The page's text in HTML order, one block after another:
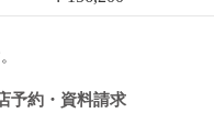
予約・資料請求